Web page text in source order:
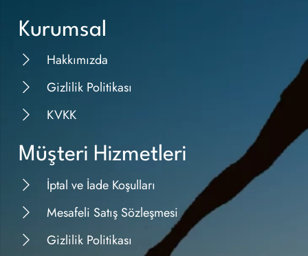
Kurumsal
Hakkımızda
Gizlilik Politikası
KVKK
Müşteri Hizmetleri
İptal ve İade Koşulları
Mesafeli Satış Sözleşmesi
Gizlilik Politikası